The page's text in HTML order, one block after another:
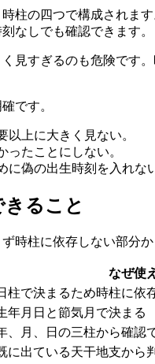
柱の四つで構成されま
なしでも確認できます。
見すぎるのも危険です
です。
以上に大きく見ない。
ったことにしない。
に偽の出生時刻を入れな
ること
時柱に依存しない部分
なぜ使
柱で決まるため時柱に依
年月日と節気月で決まる
、月、日の三柱から確認
に出ている天干地支から